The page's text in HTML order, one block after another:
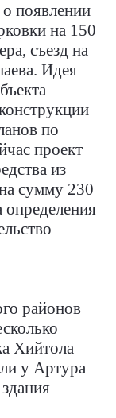
появлении
на 150
съезд на
Идея
по
проект
из
сумму 230
определения
районов
Хийтола
у Артура